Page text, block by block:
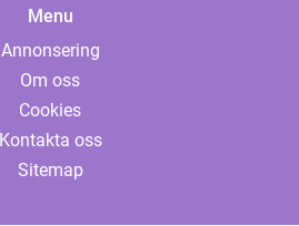
Menu
Annonsering
Om oss
Cookies
Kontakta oss
Sitemap